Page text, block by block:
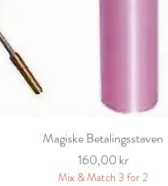
Magiske Betalingsstaven
Pris
160,00 kr
Mix & Match 3 for 2